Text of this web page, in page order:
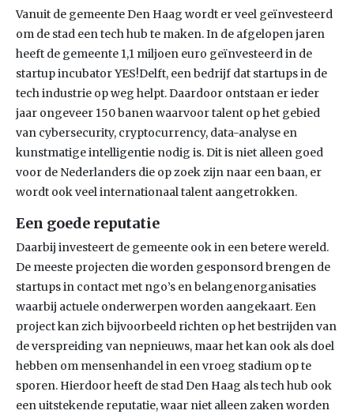
Vanuit de gemeente Den Haag wordt er veel geïnvesteerd
om de stad een tech hub te maken. In de afgelopen jaren
heeft de gemeente 1,1 miljoen euro geïnvesteerd in de
startup incubator YES!Delft, een bedrijf dat startups in de
tech industrie op weg helpt. Daardoor ontstaan er ieder
jaar ongeveer 150 banen waarvoor talent op het gebied
van cybersecurity, cryptocurrency, data-analyse en
kunstmatige intelligentie nodig is. Dit is niet alleen goed
voor de Nederlanders die op zoek zijn naar een baan, er
wordt ook veel internationaal talent aangetrokken.
Een goede reputatie
Daarbij investeert de gemeente ook in een betere wereld.
De meeste projecten die worden gesponsord brengen de
startups in contact met ngo’s en belangenorganisaties
waarbij actuele onderwerpen worden aangekaart. Een
project kan zich bijvoorbeeld richten op het bestrijden van
de verspreiding van nepnieuws, maar het kan ook als doel
hebben om mensenhandel in een vroeg stadium op te
sporen. Hierdoor heeft de stad Den Haag als tech hub ook
een uitstekende reputatie, waar niet alleen zaken worden